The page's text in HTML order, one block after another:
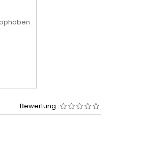
Bewertung